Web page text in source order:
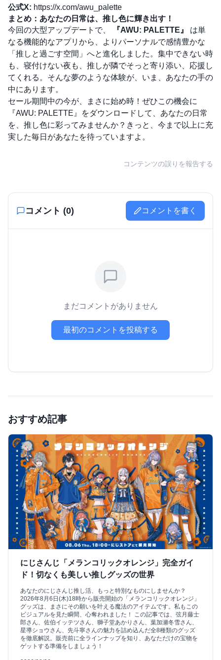
公式X: https://x.com/awu_palette
まとめ：あなたの日常は、推し色に輝き出す！
今回の大型アップデートで、
『AWU: PALETTE』
は単
なる機能的なアプリから、よりパーソナルで感情豊かな
「推しと過ごす空間」へと進化しました。集中できない時
も、寝付けない夜も、推しが隣でそっと寄り添い、応援し
てくれる。そんな夢のような体験が、いま、あなたの手の
中にあります。
セール期間中の今が、まさに始め時！ぜひこの機会に
『AWU: PALETTE』をダウンロードして、あなたの日常
を、推し色に彩ってみませんか？きっと、今まで以上に充
実した毎日があなたを待っていますよ。
コンテンツの誤りを報告する
コメント (0) コメントを書く
まだコメントがありません
最初のコメントを投稿する
おすすめ記事
にじさんじ「メランコリックオレンジ」完全ガイ
ド！切なくも美しい推しグッズの世界
あなたのにじさんじ推し活、もっと特別なものにしませんか？
2026年8月6日(木)18時から販売開始の「メランコリックオレンジ」
グッズは、まさにその願いを叶える魔法のアイテムです。私もこの
ビジュアルを見た瞬間、心奪われました！ この記事では、弦月藤士
郎さん、佐伯イッテツさん、獅子堂あかりさん、葉加瀬冬雪さん、
星導ショウさん、先斗寧さんの魅力を詰め込んだ全8種類のグッズ
を徹底解説。販売前に全ラインナップを知り、あなただけの宝物を
ゲットする準備をしましょう！